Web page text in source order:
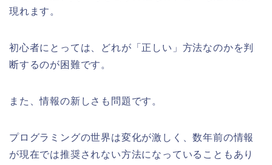
現れます。
初心者にとっては、どれが「正しい」方法なのかを判
断するのが困難です。
また、情報の新しさも問題です。
プログラミングの世界は変化が激しく、数年前の情報
が現在では推奨されない方法になっていることもあり